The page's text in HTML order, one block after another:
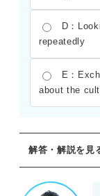
D：
repeatedly
E：
about the
解答・解説を見
正解：(1)B (2)D